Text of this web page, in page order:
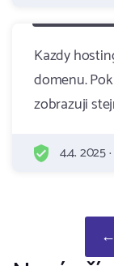
Kazdy
domenu.
zobrazuji
4.4. 2025